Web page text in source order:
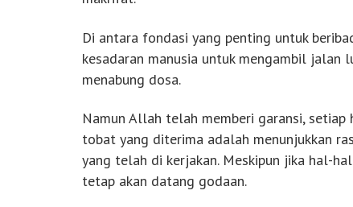
Di antara fondasi yang penting untuk
kesadaran manusia untuk mengambil jalan
menabung dosa.
Namun Allah telah memberi garansi, setiap
tobat yang diterima adalah menunjukkan
yang telah di kerjakan. Meskipun jika hal-
tetap akan datang godaan.